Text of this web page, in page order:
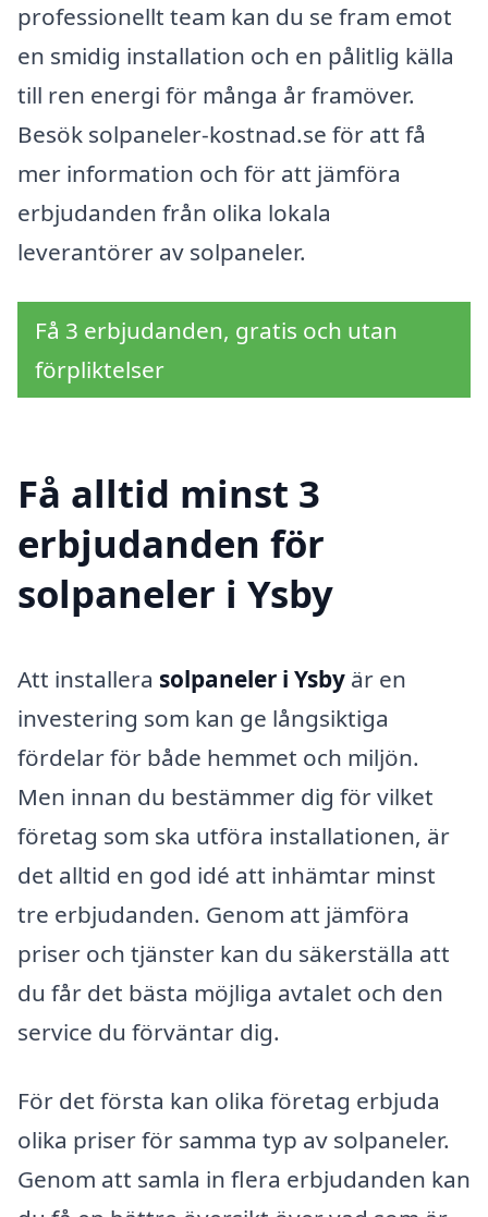
professionellt team kan du se fram emot
en smidig installation och en pålitlig källa
till ren energi för många år framöver.
Besök solpaneler-kostnad.se för att få
mer information och för att jämföra
erbjudanden från olika lokala
leverantörer av solpaneler.
Få 3 erbjudanden, gratis och utan
förpliktelser
Få alltid minst 3
erbjudanden för
solpaneler i Ysby
Att installera solpaneler i Ysby är en
investering som kan ge långsiktiga
fördelar för både hemmet och miljön.
Men innan du bestämmer dig för vilket
företag som ska utföra installationen, är
det alltid en god idé att inhämtar minst
tre erbjudanden. Genom att jämföra
priser och tjänster kan du säkerställa att
du får det bästa möjliga avtalet och den
service du förväntar dig.
För det första kan olika företag erbjuda
olika priser för samma typ av solpaneler.
Genom att samla in flera erbjudanden kan